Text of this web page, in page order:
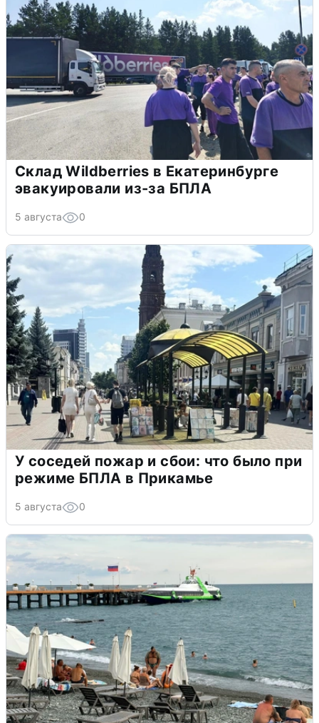
Склад Wildberries в Екатеринбурге
эвакуировали из-за БПЛА
5 августа 0
У соседей пожар и сбои: что было при
режиме БПЛА в Прикамье
5 августа 0